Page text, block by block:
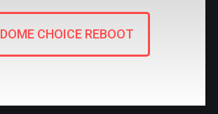
DOME CHOICE REBOOT